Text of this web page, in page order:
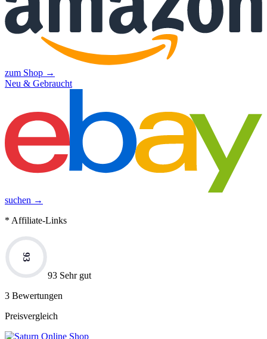
zum Shop →
Neu & Gebraucht
suchen →
* Affiliate-Links
93
93 Sehr gut
3 Bewertungen
Preisvergleich